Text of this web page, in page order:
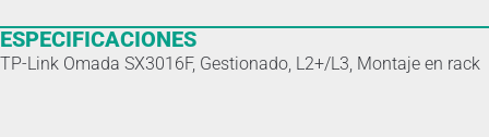
ESPECIFICACIONES
TP-Link Omada SX3016F, Gestionado, L2+/L3, Montaje en rack